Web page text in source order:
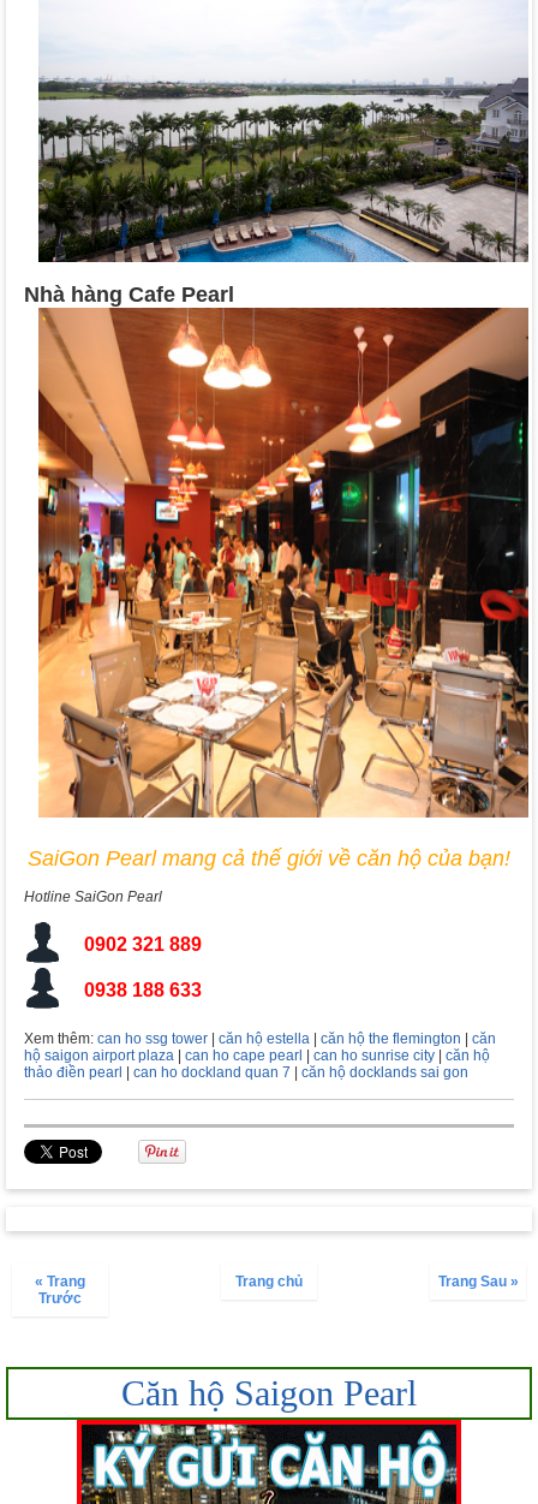
Nhà hàng Cafe Pearl
SaiGon Pearl mang cả thế giới về căn hộ của bạn!
Hotline SaiGon Pearl
0902 321 889
0938 188 633
Xem thêm: can ho ssg tower căn hộ estella căn hộ the flemington
căn
hộ saigon airport plaza
can ho cape pearl can ho sunrise city
căn hộ
thảo điền pearl
can ho dockland quan 7 căn hộ docklands sai gon
« Trang
Trước
Trang Sau »
Trang chủ
Căn hộ Saigon Pearl